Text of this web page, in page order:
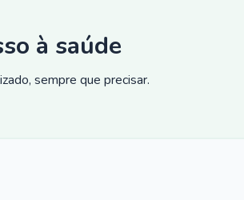
à saúde
sempre que precisar.